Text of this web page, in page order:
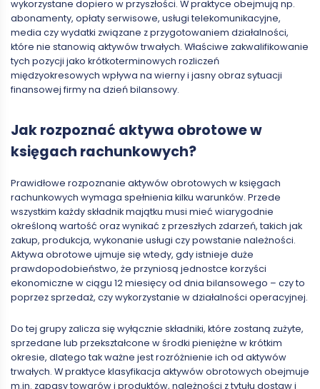
wykorzystane dopiero w przyszłości. W praktyce obejmują np.
abonamenty, opłaty serwisowe, usługi telekomunikacyjne,
media czy wydatki związane z przygotowaniem działalności,
które nie stanowią aktywów trwałych. Właściwe zakwalifikowanie
tych pozycji jako krótkoterminowych rozliczeń
międzyokresowych wpływa na wierny i jasny obraz sytuacji
finansowej firmy na dzień bilansowy.
Jak rozpoznać aktywa obrotowe w
księgach rachunkowych?
Prawidłowe rozpoznanie aktywów obrotowych w księgach
rachunkowych wymaga spełnienia kilku warunków. Przede
wszystkim każdy składnik majątku musi mieć wiarygodnie
określoną wartość oraz wynikać z przeszłych zdarzeń, takich jak
zakup, produkcja, wykonanie usługi czy powstanie należności.
Aktywa obrotowe ujmuje się wtedy, gdy istnieje duże
prawdopodobieństwo, że przyniosą jednostce korzyści
ekonomiczne w ciągu 12 miesięcy od dnia bilansowego – czy to
poprzez sprzedaż, czy wykorzystanie w działalności operacyjnej.
Do tej grupy zalicza się wyłącznie składniki, które zostaną zużyte,
sprzedane lub przekształcone w środki pieniężne w krótkim
okresie, dlatego tak ważne jest rozróżnienie ich od aktywów
trwałych. W praktyce klasyfikacja aktywów obrotowych obejmuje
m.in. zapasy towarów i produktów, należności z tytułu dostaw i